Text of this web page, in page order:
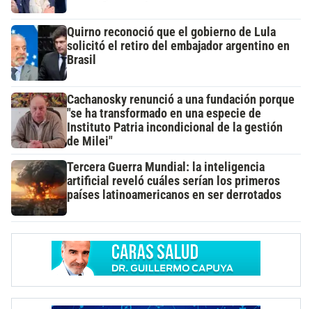
Quirno reconoció que el gobierno de Lula
solicitó el retiro del embajador argentino en
Brasil
Cachanosky renunció a una fundación porque
"se ha transformado en una especie de
Instituto Patria incondicional de la gestión
de Milei"
Tercera Guerra Mundial: la inteligencia
artificial reveló cuáles serían los primeros
países latinoamericanos en ser derrotados